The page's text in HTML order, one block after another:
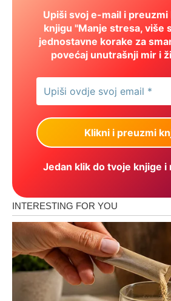
Upiši svoj e-mail i preuzmi
knjigu "Manje stresa, više
jednostavne korake za
povećaj unutrašnji mir i
Jedan klik do tvoje knjige i